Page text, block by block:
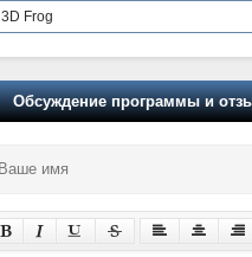
3D Frog
Обсуждение программы и